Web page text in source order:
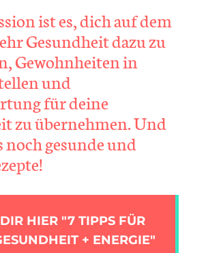
ist es, dich auf dem
Gesundheit dazu zu
Gewohnheiten in
und
für deine
zu übernehmen. Und
noch gesunde und
HIER "7 TIPPS FÜR
+ ENERGIE"